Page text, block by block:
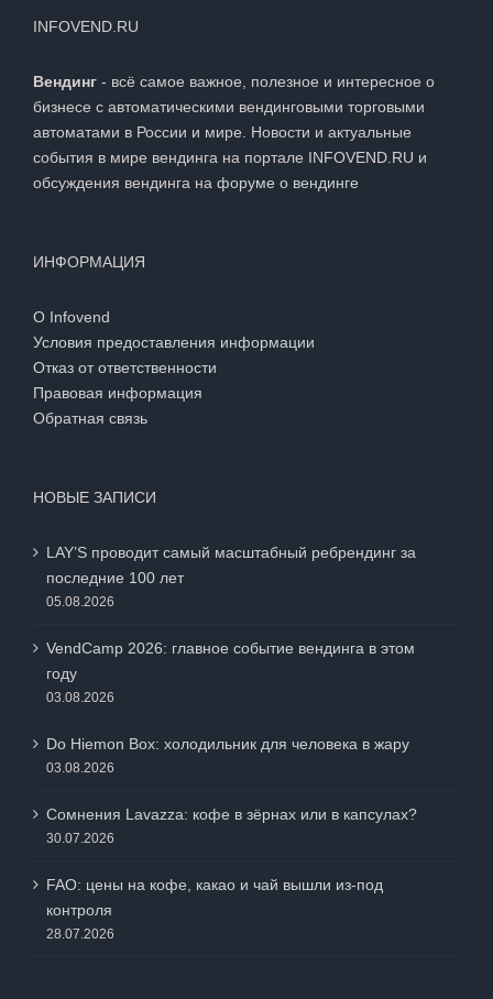
INFOVEND.RU
Вендинг - всё самое важное, полезное и интересное о
бизнесе с автоматическими вендинговыми торговыми
автоматами в России и мире. Новости и актуальные
события в мире вендинга на портале INFOVEND.RU и
обсуждения вендинга на форуме о вендинге
ИНФОРМАЦИЯ
О Infovend
Условия предоставления информации
Отказ от ответственности
Правовая информация
Обратная связь
НОВЫЕ ЗАПИСИ
LAY’S проводит самый масштабный ребрендинг за
последние 100 лет
05.08.2026
VendCamp 2026: главное событие вендинга в этом
году
03.08.2026
Do Hiemon Box: холодильник для человека в жару
03.08.2026
Сомнения Lavazza: кофе в зёрнах или в капсулах?
30.07.2026
FAO: цены на кофе, какао и чай вышли из-под
контроля
28.07.2026